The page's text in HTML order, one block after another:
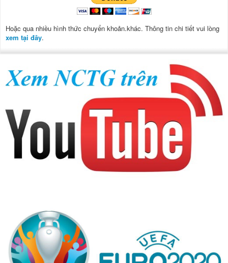
Hoặc qua nhiều hình thức chuyển khoản.khác. Thông tin chi tiết vui lòng
xem tại đây.